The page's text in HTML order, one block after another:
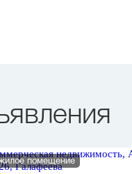
помещение